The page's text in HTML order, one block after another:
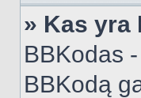
» Kas yra
BBKodas
BBKodą